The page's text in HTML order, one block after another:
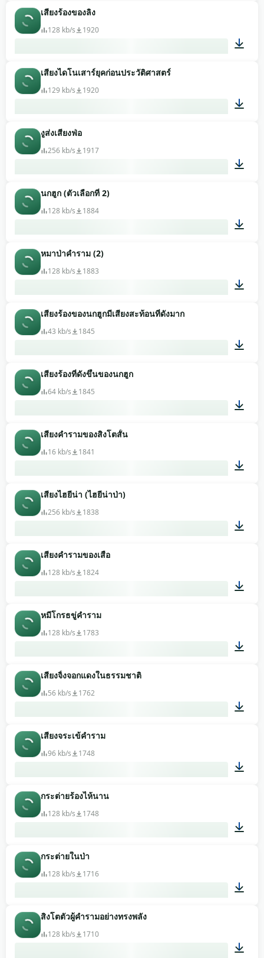
เสียงร้องของลิง
128 kb/s 1920
เสียงไดโนเสาร์ยุคก่อนประวัติศาสตร์
129 kb/s 1920
งูส่งเสียงฟ่อ
256 kb/s 1917
นกฮูก (ตัวเลือกที่ 2)
128 kb/s 1884
หมาป่าคำราม (2)
128 kb/s 1883
เสียงร้องของนกฮูกมีเสียงสะท้อนที่ดังมาก
43 kb/s 1845
เสียงร้องที่ดังขึ้นของนกฮูก
64 kb/s 1845
เสียงคำรามของสิงโตสั้น
16 kb/s 1841
เสียงไฮยีน่า (ไฮยีน่าป่า)
256 kb/s 1838
เสียงคำรามของเสือ
128 kb/s 1824
หมีโกรธขู่คำราม
128 kb/s 1783
เสียงจิ้งจอกแดงในธรรมชาติ
56 kb/s 1762
เสียงจระเข้คำราม
96 kb/s 1748
กระต่ายร้องไห้นาน
128 kb/s 1748
กระต่ายในป่า
128 kb/s 1716
สิงโตตัวผู้คำรามอย่างทรงพลัง
128 kb/s 1710